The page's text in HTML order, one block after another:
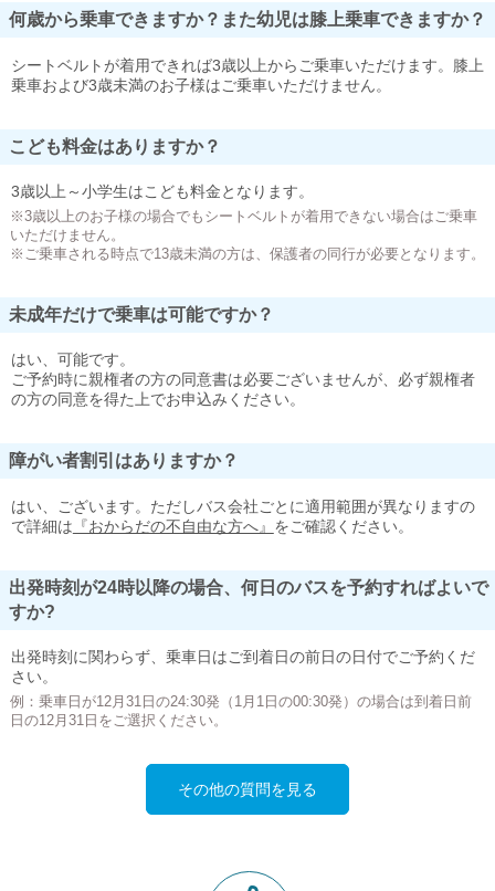
何歳から乗車できますか？また幼児は膝上乗車できますか？
シートベルトが着用できれば3歳以上からご乗車いただけます。膝上
乗車および3歳未満のお子様はご乗車いただけません。
こども料金はありますか？
3歳以上～小学生はこども料金となります。
※3歳以上のお子様の場合でもシートベルトが着用できない場合はご乗車
いただけません。
※ご乗車される時点で13歳未満の方は、保護者の同行が必要となります。
未成年だけで乗車は可能ですか？
はい、可能です。
ご予約時に親権者の方の同意書は必要ございませんが、必ず親権者
の方の同意を得た上でお申込みください。
障がい者割引はありますか？
はい、ございます。ただしバス会社ごとに適用範囲が異なりますの
で詳細は 『おからだの不自由な方へ』 をご確認ください。
出発時刻が24時以降の場合、何日のバスを予約すればよいで
すか?
出発時刻に関わらず、乗車日はご到着日の前日の日付でご予約くだ
さい。
例：乗車日が12月31日の24:30発（1月1日の00:30発）の場合は到着日前
日の12月31日をご選択ください。
その他の質問を見る